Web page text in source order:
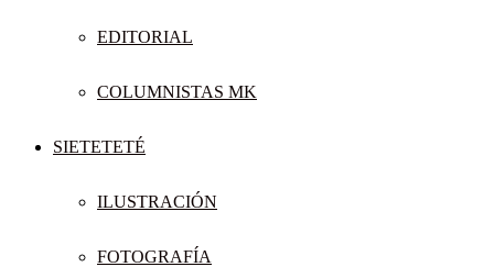
EDITORIAL
COLUMNISTAS MK
SIETETETÉ
ILUSTRACIÓN
FOTOGRAFÍA